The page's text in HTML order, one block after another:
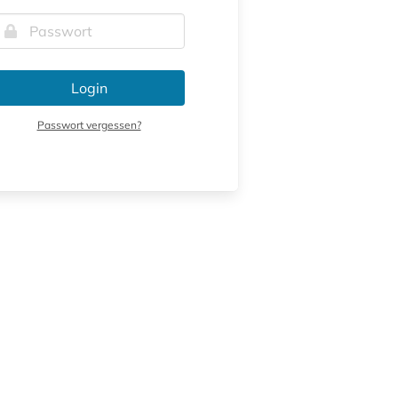
Login
Passwort vergessen?